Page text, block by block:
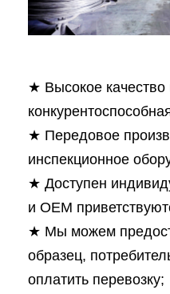
★ Высокое качество
★ Передовое
инспекционное
★ Доступен
и OEM
★ Мы можем
образец,
оплатить перевозку;